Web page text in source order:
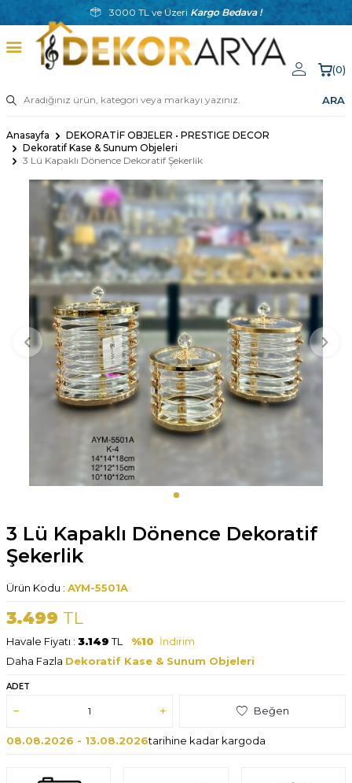
3000 TL ve Üzeri Kargo Bedava !
ARA
(0)
Anasayfa
DEKORATİF OBJELER • PRESTIGE DECOR
Dekoratif Kase & Sunum Objeleri
3 Lü Kapaklı Dönence Dekoratif Şekerlik
3 Lü Kapaklı Dönence Dekoratif
Şekerlik
Ürün Kodu : AYM-5501A
3.499 TL
Havale Fiyatı : 3.149TL %10 İndirim
Daha Fazla Dekoratif Kase & Sunum Objeleri
ADET
Beğen
08.08.2026 - 13.08.2026tarihine kadar kargoda